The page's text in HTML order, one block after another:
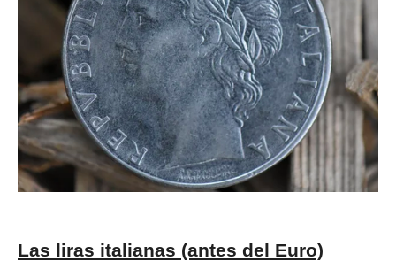
Las liras italianas (antes del Euro)